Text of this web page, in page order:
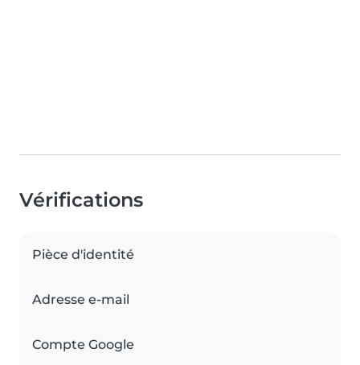
Vérifications
Pièce d'identité
Adresse e-mail
Compte Google